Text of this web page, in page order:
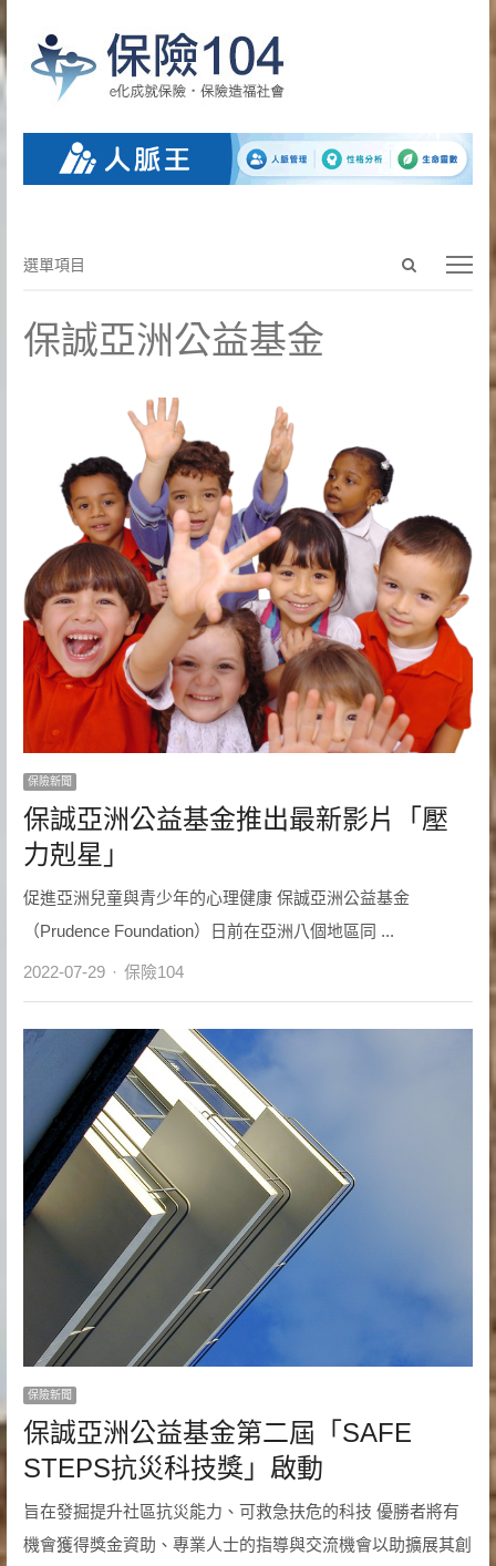
Open
search
選
目
選單項目
保誠亞洲公益基金
保險新聞
保誠亞洲公益基金推出最新影片「壓
力剋星」
促進亞洲兒童與青少年的心理健康 保誠亞洲公益基金
（Prudence Foundation）日前在亞洲八個地區同 ...
2022-07-29 Author
保險104
保險新聞
保誠亞洲公益基金第二屆「SAFE
STEPS抗災科技獎」啟動
旨在發掘提升社區抗災能力、可救急扶危的科技 優勝者將有
機會獲得獎金資助、專業人士的指導與交流機會以助擴展其創